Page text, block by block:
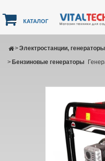
КАТАЛОГ
Электростанции, генераторы
>
Бензиновые генераторы
>